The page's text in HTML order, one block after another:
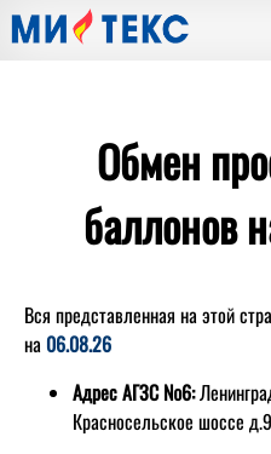
Обмен
баллонов
Вся представленная на этой
на 06.08.26
Адрес АГЗС №6:
Красносельское шоссе